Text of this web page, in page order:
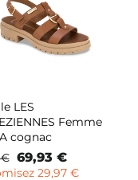
LES
Femme
cognac
€ Prix
remisé
69,93 €
29,97 €